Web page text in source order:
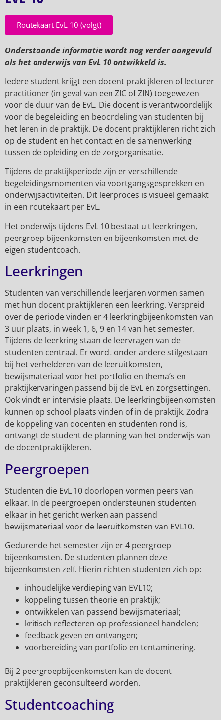
Routekaart EvL 10 (volgt)
Onderstaande informatie wordt nog verder aangevuld
als het onderwijs van EvL 10 ontwikkeld is.
Iedere student krijgt een docent praktijkleren of lecturer
practitioner (in geval van een ZIC of ZIN) toegewezen
voor de duur van de EvL. Die docent is verantwoordelijk
voor de begeleiding en beoordeling van studenten bij
het leren in de praktijk. De docent praktijkleren richt zich
op de student en het contact en de samenwerking
tussen de opleiding en de zorgorganisatie.
Tijdens de praktijkperiode zijn er verschillende
begeleidingsmomenten via voortgangsgesprekken en
onderwijsactiviteiten. Dit leerproces is visueel gemaakt
in een routekaart per EvL.
Het onderwijs tijdens EvL 10 bestaat uit leerkringen,
peergroep bijeenkomsten en bijeenkomsten met de
eigen studentcoach.
Leerkringen
Studenten van verschillende leerjaren vormen samen
met hun docent praktijkleren een leerkring. Verspreid
over de periode vinden er 4 leerkringbijeenkomsten van
3 uur plaats, in week 1, 6, 9 en 14 van het semester.
Tijdens de leerkring staan de leervragen van de
studenten centraal. Er wordt onder andere stilgestaan
bij het verhelderen van de leeruitkomsten,
bewijsmateriaal voor het portfolio en thema’s en
praktijkervaringen passend bij de EvL en zorgsettingen.
Ook vindt er intervisie plaats. De leerkringbijeenkomsten
kunnen op school plaats vinden of in de praktijk. Zodra
de koppeling van docenten en studenten rond is,
ontvangt de student de planning van het onderwijs van
de docentpraktijkleren.
Peergroepen
Studenten die EvL 10 doorlopen vormen peers van
elkaar. In de peergroepen ondersteunen studenten
elkaar in het gericht werken aan passend
bewijsmateriaal voor de leeruitkomsten van EVL10.
Gedurende het semester zijn er 4 peergroep
bijeenkomsten. De studenten plannen deze
bijeenkomsten zelf. Hierin richten studenten zich op:
inhoudelijke verdieping van EVL10;
koppeling tussen theorie en praktijk;
ontwikkelen van passend bewijsmateriaal;
kritisch reflecteren op professioneel handelen;
feedback geven en ontvangen;
voorbereiding van portfolio en tentaminering.
Bij 2 peergroepbijeenkomsten kan de docent
praktijkleren geconsulteerd worden.
Studentcoaching